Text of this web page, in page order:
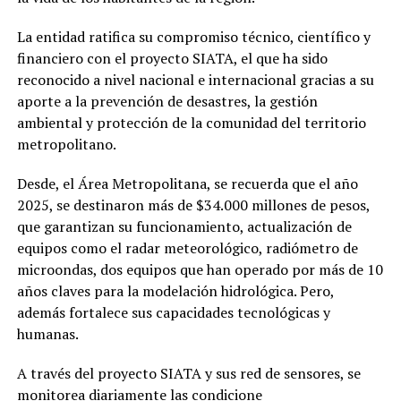
La entidad ratifica su compromiso técnico, científico y
financiero con el proyecto SIATA, el que ha sido
reconocido a nivel nacional e internacional gracias a su
aporte a la prevención de desastres, la gestión
ambiental y protección de la comunidad del territorio
metropolitano.
Desde, el Área Metropolitana, se recuerda que el año
2025, se destinaron más de $34.000 millones de pesos,
que garantizan su funcionamiento, actualización de
equipos como el radar meteorológico, radiómetro de
microondas, dos equipos que han operado por más de 10
años claves para la modelación hidrológica. Pero,
además fortalece sus capacidades tecnológicas y
humanas.
A través del proyecto SIATA y sus red de sensores, se
monitorea diariamente las condicione